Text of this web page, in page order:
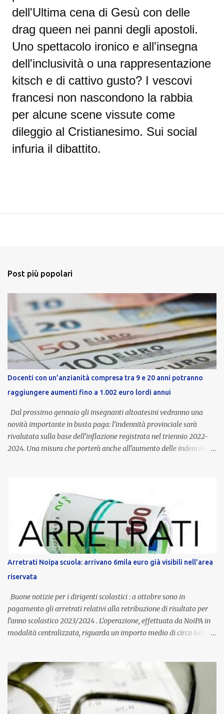
dell'Ultima cena di Gesù con delle
drag queen nei panni degli apostoli.
Uno spettacolo ironico e all'insegna
dell'inclusività o una rappresentazione
kitsch e di cattivo gusto? I vescovi
francesi non nascondono la rabbia
per alcune scene vissute come
dileggio al Cristianesimo. Sui social
infuria il dibattito.
Post più popolari
Docenti con un’anzianità compresa tra 9 e 20 anni potranno
raggiungere aumenti fino a 1.002 euro lordi annui
Dal prossimo gennaio gli insegnanti altoatesini vedranno una
novità importante in busta paga: l’indennità provinciale sarà
rivalutata sulla base dell’inflazione registrata nel triennio 2022-
2024. Una misura che porterà anche all’aumento delle indennità di
dedicato alle donne vittime di violenza di genere, in linea con la
normativa nazionale e con l’obiettivo di offrire maggiore tutela e
supporto in situazioni delicate. L’indennità provinciale per i docenti
è un unicum in Italia: si tratta di una misura esclusiva della
Provincia autonoma di Bolzano, che integra in maniera stabile lo
stipendio nazionale grazie alle prerogative garantite
dall’autonomia locale. Non è un bonus temporaneo né un
compenso accessorio, ma una voce strutturale di retribuzione,
aggiornata periodicamente in base al cost...
Arretrati Noipa scuola: arrivano 6mila euro già visibili nell’area
riservata
Buone notizie per i dirigenti scolastici : a ottobre sono in
pagamento gli arretrati relativi alla retribuzione di risultato per
l’anno scolastico 2023/2024 . L’operazione, effettuata da NoiPA in
modalità centralizzata, riguarda un importo medio di circa 6.000
ordinaria di ottobre . Cos’è la retribuzione di risultato La
retribuzione di risultato rappresenta la parte variabile dello
stipendio dei dirigenti scolastici. Viene corrisposta per valorizzare
la qualità dell’attività svolta, la gestione delle risorse e il